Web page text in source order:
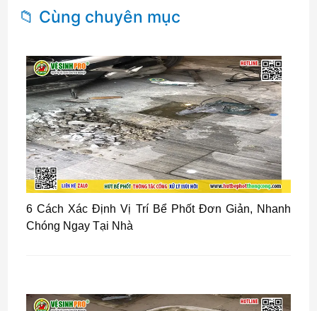
📁 Cùng chuyên mục
6 Cách Xác Định Vị Trí Bể Phốt Đơn Giản, Nhanh
Chóng Ngay Tại Nhà